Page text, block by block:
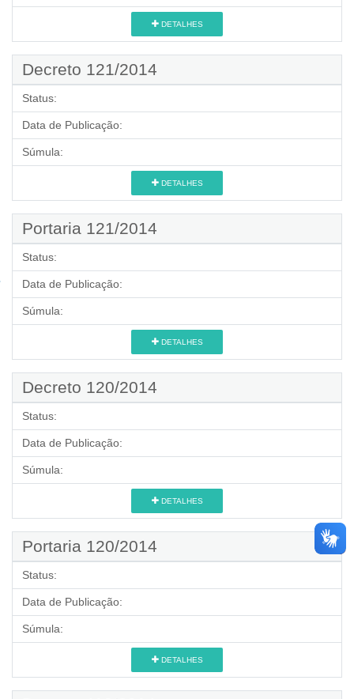
DETALHES
Decreto 121/2014
Status:
Data de Publicação:
Súmula:
DETALHES
Portaria 121/2014
Status:
Data de Publicação:
Súmula:
DETALHES
Decreto 120/2014
Status:
Data de Publicação:
Súmula:
DETALHES
Portaria 120/2014
Status:
Data de Publicação:
Súmula:
DETALHES